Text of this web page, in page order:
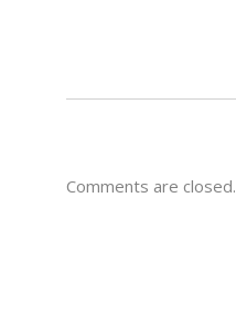
Comments are closed.